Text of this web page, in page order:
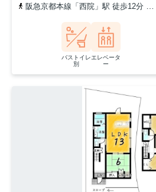
阪急京都本線「西院」駅 徒歩12分
バストイレ
別
エレベータ
ー